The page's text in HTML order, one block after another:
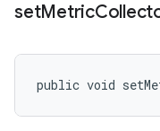
setMetric
public void